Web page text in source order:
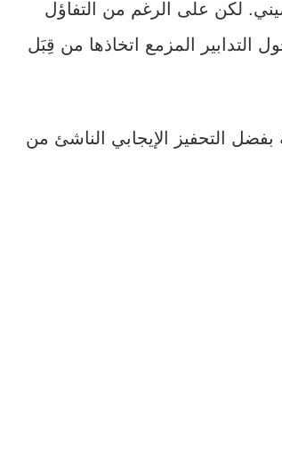
لكن على الرغم من التفاؤل
التدابير المزمع اتخاذها من قِبَل
بالمئة بفضل التحفيز الإيجابي الناشئ من